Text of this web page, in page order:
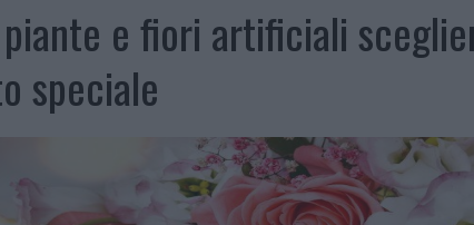
e fiori artificiali
speciale